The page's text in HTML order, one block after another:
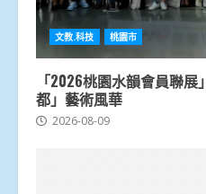
文教.科技 桃園市
「2026桃園水韻會員聯
都」藝術風華
2026-08-09